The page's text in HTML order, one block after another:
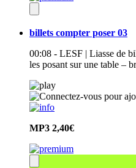
billets compter poser 03
00:08 - LESF | Liasse de
les posant sur une table –
MP3 2,40€